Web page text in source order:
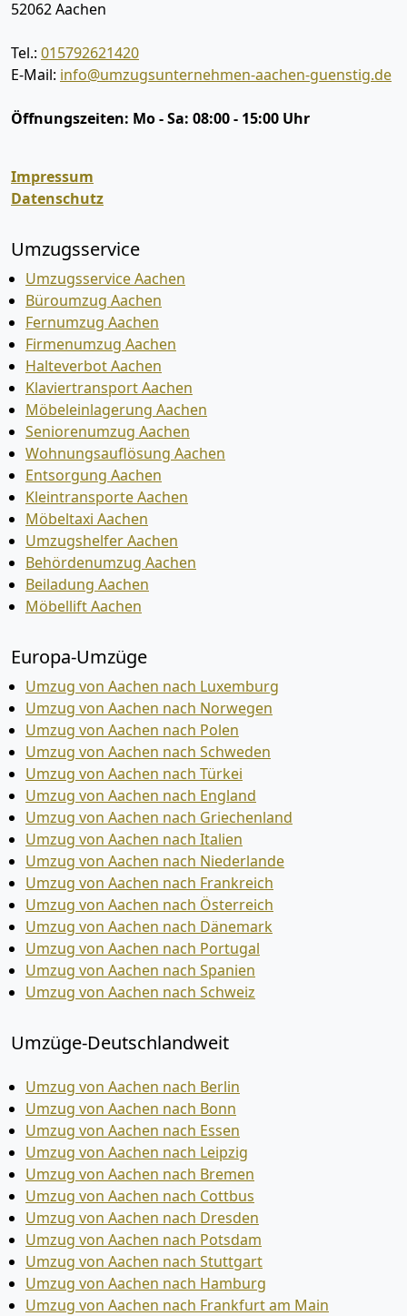
52062Aachen
Tel.: 015792621420
E-Mail: info@umzugsunternehmen-aachen-guenstig.de
Öffnungszeiten: Mo - Sa: 08:00 - 15:00 Uhr
Impressum
Datenschutz
Umzugsservice
Umzugsservice Aachen
Büroumzug Aachen
Fernumzug Aachen
Firmenumzug Aachen
Halteverbot Aachen
Klaviertransport Aachen
Möbeleinlagerung Aachen
Seniorenumzug Aachen
Wohnungsauflösung Aachen
Entsorgung Aachen
Kleintransporte Aachen
Möbeltaxi Aachen
Umzugshelfer Aachen
Behördenumzug Aachen
Beiladung Aachen
Möbellift Aachen
Europa-Umzüge
Umzug von Aachen nach Luxemburg
Umzug von Aachen nach Norwegen
Umzug von Aachen nach Polen
Umzug von Aachen nach Schweden
Umzug von Aachen nach Türkei
Umzug von Aachen nach England
Umzug von Aachen nach Griechenland
Umzug von Aachen nach Italien
Umzug von Aachen nach Niederlande
Umzug von Aachen nach Frankreich
Umzug von Aachen nach Österreich
Umzug von Aachen nach Dänemark
Umzug von Aachen nach Portugal
Umzug von Aachen nach Spanien
Umzug von Aachen nach Schweiz
Umzüge-Deutschlandweit
Umzug von Aachen nach Berlin
Umzug von Aachen nach Bonn
Umzug von Aachen nach Essen
Umzug von Aachen nach Leipzig
Umzug von Aachen nach Bremen
Umzug von Aachen nach Cottbus
Umzug von Aachen nach Dresden
Umzug von Aachen nach Potsdam
Umzug von Aachen nach Stuttgart
Umzug von Aachen nach Hamburg
Umzug von Aachen nach Frankfurt am Main